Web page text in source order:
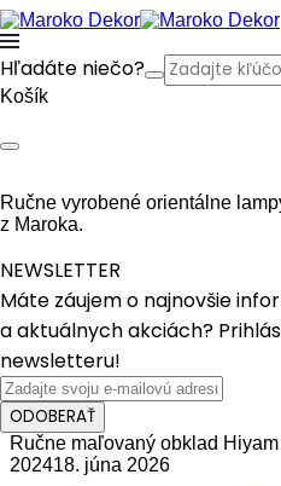
Hľadáte niečo?
Košík
Ručne vyrobené orientálne
z Maroka.
NEWSLETTER
Máte záujem o najnovšie
a aktuálnych akciách?
newsletteru!
ODOBERAŤ
Ručne maľovaný obklad Hiyam
202418. júna 2026